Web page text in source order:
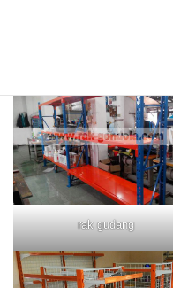
rak gudang